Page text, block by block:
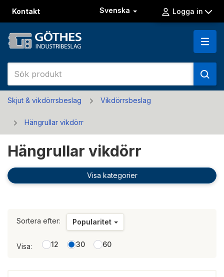
Kontakt Svenska Logga in
Skjut & vikdörrsbeslag Vikdörrsbeslag
Hängrullar vikdörr
Hängrullar vikdörr
Visa kategorier
Sortera efter: Popularitet
Visa: 12 30 60